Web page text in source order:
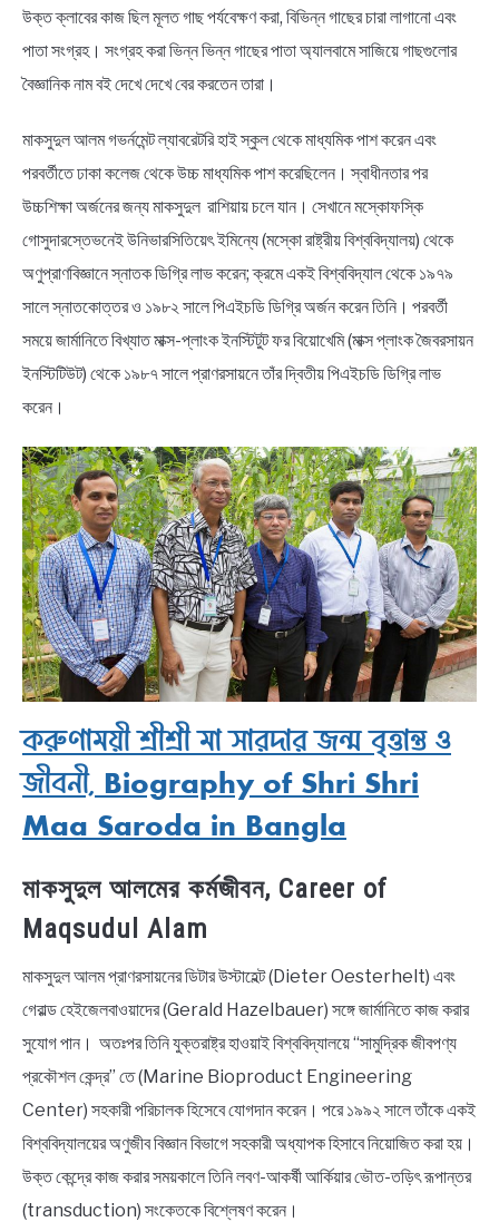
উক্ত ক্লাবের কাজ ছিল মূলত গাছ পর্যবেক্ষণ করা, বিভিন্ন গাছের চারা লাগানো এবং
পাতা সংগ্রহ। সংগ্রহ করা ভিন্ন ভিন্ন গাছের পাতা অ্যালবামে সাজিয়ে গাছগুলোর
বৈজ্ঞানিক নাম বই দেখে দেখে বের করতেন তারা।
মাকসুদুল আলম গভর্নমেন্ট ল্যাবরেটরি হাই স্কুল থেকে মাধ্যমিক পাশ করেন এবং
পরবর্তীতে ঢাকা কলেজ থেকে উচ্চ মাধ্যমিক পাশ করেছিলেন। স্বাধীনতার পর
উচ্চশিক্ষা অর্জনের জন্য মাকসুদুল রাশিয়ায় চলে যান। সেখানে মস্কোফস্কি
গোসুদারস্তেভনেই উনিভারসিতিয়েৎ ইমিন্যে (মস্কো রাষ্ট্রীয় বিশ্ববিদ্যালয়) থেকে
অণুপ্রাণবিজ্ঞানে স্নাতক ডিগ্রি লাভ করেন; ক্রমে একই বিশ্ববিদ্যাল থেকে ১৯৭৯
সালে স্নাতকোত্তর ও ১৯৮২ সালে পিএইচডি ডিগ্রি অর্জন করেন তিনি। পরবর্তী
সময়ে জার্মানিতে বিখ্যাত মাক্স-প্লাংক ইনস্টিটুট ফর বিয়োখেমি (মাক্স প্লাংক জৈবরসায়ন
ইনস্টিটিউট) থেকে ১৯৮৭ সালে প্রাণরসায়নে তাঁর দ্বিতীয় পিএইচডি ডিগ্রি লাভ
করেন।
করুণাময়ী শ্রীশ্রী মা সারদার জন্ম বৃত্তান্ত ও
জীবনী, Biography of Shri Shri
Maa Saroda in Bangla
মাকসুদুল আলমের কর্মজীবন, Career of
Maqsudul Alam
মাকসুদুল আলম প্রাণরসায়নের ডিটার উস্টাহেল্ট (Dieter Oesterhelt) এবং
গেরাল্ড হেইজেলবাওয়াদের (Gerald Hazelbauer) সঙ্গে জার্মানিতে কাজ করার
সুযোগ পান। অতঃপর তিনি যুক্তরাষ্ট্র হাওয়াই বিশ্ববিদ্যালয়ে “সামুদ্রিক জীবপণ্য
প্রকৌশল কেন্দ্র” তে (Marine Bioproduct Engineering
Center) সহকারী পরিচালক হিসেবে যোগদান করেন। পরে ১৯৯২ সালে তাঁকে একই
বিশ্ববিদ্যালয়ের অণুজীব বিজ্ঞান বিভাগে সহকারী অধ্যাপক হিসাবে নিয়োজিত করা হয়।
উক্ত কেন্দ্রে কাজ করার সময়কালে তিনি লবণ-আকর্ষী আর্কিয়ার ভৌত-তড়িৎ রূপান্তর
(transduction) সংকেতকে বিশ্লেষণ করেন।